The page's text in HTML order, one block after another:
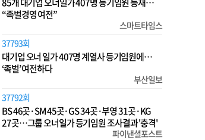
“족벌경영 여전”
스마트타임스
37793회
대기업 오너 일가 407명 계열사 등기임원에…
‘족벌’ 여전하다
부산일보
37792회
BS 46곳·SM 45곳·GS 34곳·부영 31곳·KG
27곳…그룹 오너일가 등기임원 조사결과 '충격'
파이낸셜포스트